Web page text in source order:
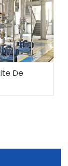
De